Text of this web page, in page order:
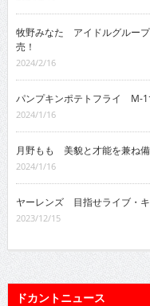
牧野みなた アイドルグルー
売！
2024/2/16
パンプキンポテトフライ M-1
2024/1/16
月野もも 美貌と才能を兼ね備
2024/1/16
ヤーレンズ 目指せライブ・
2023/12/15
ドカントニュース